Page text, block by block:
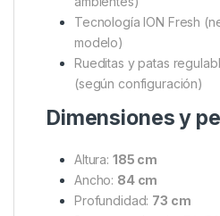
Tecnología ION Fresh
modelo)
Rueditas y patas
(según configuración)
Dimensiones y
Altura: 185 cm
Ancho: 84 cm
Profundidad: 73 cm